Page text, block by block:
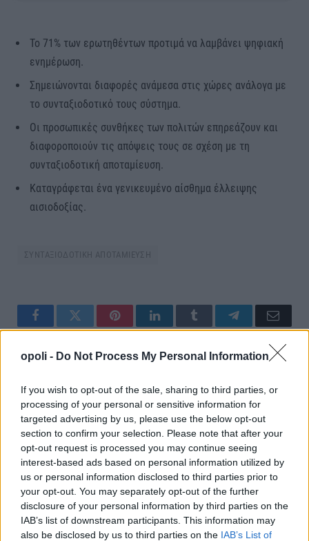
opoli - Do Not Process My Personal Information
If you wish to opt-out of the sale, sharing to third parties, or
processing of your personal or sensitive information for
targeted advertising by us, please use the below opt-out
section to confirm your selection. Please note that after your
opt-out request is processed you may continue seeing
interest-based ads based on personal information utilized by
us or personal information disclosed to third parties prior to
your opt-out. You may separately opt-out of the further
disclosure of your personal information by third parties on the
IAB’s list of downstream participants. This information may
also be disclosed by us to third parties on the IAB’s List of
Το 71% των ερωτηθέντων προτιμά να λαμβάνει ψηφιακή
ενημέρωση.
Σημειώνονται διαφορές ανάμεσα στις χώρες ανάλογα με
το συνταξιοδοτικό τους σύστημα.
Οι προσωπικές συνθήκες των πολιτών επηρεάζουν και
διαφοροποιούν τις απόψεις τους σε σχέση με τη
συνταξιοδοτική αποταμίευση.
Καταγράφεται ένα γενικευμένο αίσθημα έλλειψης
αισιοδοξίας.
ΣΥΝΤΑΞΙΟΔΟΤΙΚΗ ΑΠΟΤΑΜΙΕΥΣΗ
FacebookTwitter PinterestLinkedInTumblr TelegramEmail
Γάζα: Διακόπηκε η είσοδος
ανθρωπιστικής βοήθειας και
καυσίμων μέσω της Ράφα
Έρχονται τα δύο «Καλάθια των
Χριστουγέννων» για τρόφιμα και
παιχνίδια
ΣΧΕΤΙΚΈΣ ΑΝΑΡΤΉΣΕΙΣ